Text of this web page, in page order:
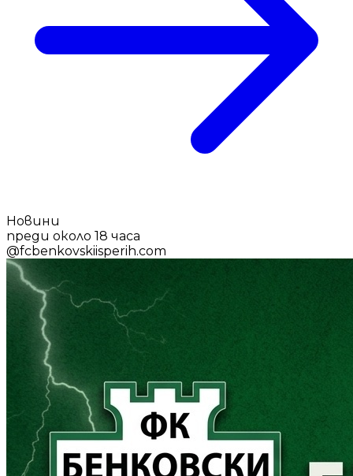
Новини
преди около 18 часа
@fcbenkovskiisperih.com